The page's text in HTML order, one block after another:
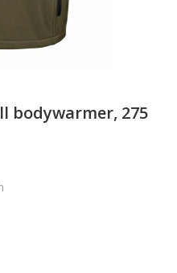
bodywarmer, 275